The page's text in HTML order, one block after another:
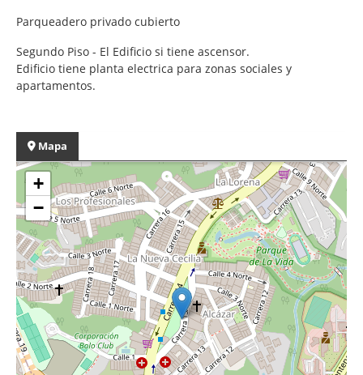
Parqueadero privado cubierto
Segundo Piso - El Edificio si tiene ascensor.
Edificio tiene planta electrica para zonas sociales y
apartamentos.
Mapa
+
−